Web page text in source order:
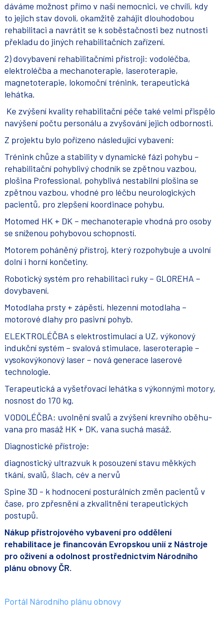
dáváme možnost přímo v naší nemocnici, ve chvíli, kdy
to jejich stav dovolí, okamžitě zahájit dlouhodobou
rehabilitaci a navrátit se k soběstačnosti bez nutnosti
překladu do jiných rehabilitačních zařízení.
2) dovybavení rehabilitačními přístroji: vodoléčba,
elektroléčba a mechanoterapie, laseroterapie,
magnetoterapie, lokomoční trénink, terapeutická
lehátka.
Ke zvýšení kvality rehabilitační péče také velmi přispělo
navýšení počtu personálu a zvyšování jejich odbornosti.
Z projektu bylo pořízeno následující vybavení:
Trénink chůze a stability v dynamické fázi pohybu –
rehabilitační pohyblivý chodník se zpětnou vazbou,
plošina Professional, pohyblivá nestabilní plošina se
zpětnou vazbou, vhodné pro léčbu neurologických
pacientů, pro zlepšení koordinace pohybu.
Motomed HK + DK – mechanoterapie vhodná pro osoby
se sníženou pohybovou schopností.
Motorem poháněný přístroj, který rozpohybuje a uvolní
dolní i horní končetiny.
Robotický systém pro rehabilitaci ruky – GLOREHA –
dovybavení.
Motodlaha prsty + zápěstí, hlezenní motodlaha –
motorové dlahy pro pasivní pohyb.
ELEKTROLÉČBA s elektrostimulací a UZ, výkonový
indukční systém – svalová stimulace, laseroterapie –
vysokovýkonový laser – nová generace laserové
technologie.
Terapeutická a vyšetřovací lehátka s výkonnými motory,
nosnost do 170 kg.
VODOLÉČBA: uvolnění svalů a zvýšení krevního oběhu-
vana pro masáž HK + DK, vana suchá masáž.
Diagnostické přístroje:
diagnostický ultrazvuk k posouzení stavu měkkých
tkání, svalů, šlach, cév a nervů
Spine 3D - k hodnocení posturálních změn pacientů v
čase, pro zpřesnění a zkvalitnění terapeutických
postupů.
Nákup přístrojového vybavení pro oddělení
rehabilitace je financován Evropskou unií z Nástroje
pro oživení a odolnost prostřednictvím Národního
plánu obnovy ČR.
Portál Národního plánu obnovy